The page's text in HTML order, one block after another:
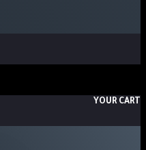
YOUR CART